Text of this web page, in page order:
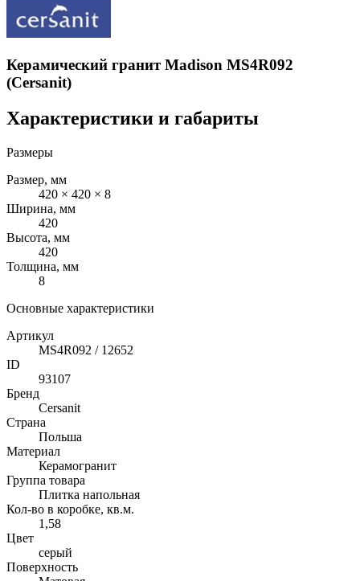
Керамический гранит Madison MS4R092
(Cersanit)
Характеристики и габариты
Размеры
Размер, мм
420 × 420 × 8
Ширина, мм
420
Высота, мм
420
Толщина, мм
8
Основные характеристики
Артикул
MS4R092 / 12652
ID
93107
Бренд
Cersanit
Страна
Польша
Материал
Керамогранит
Группа товара
Плитка напольная
Кол-во в коробке, кв.м.
1,58
Цвет
серый
Поверхность